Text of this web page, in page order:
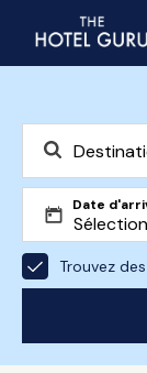
Date
Trouvez